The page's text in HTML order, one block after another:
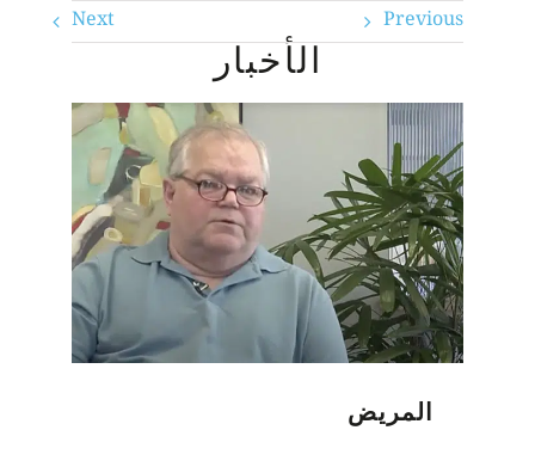
Previous
Next
الأخبار
المريض